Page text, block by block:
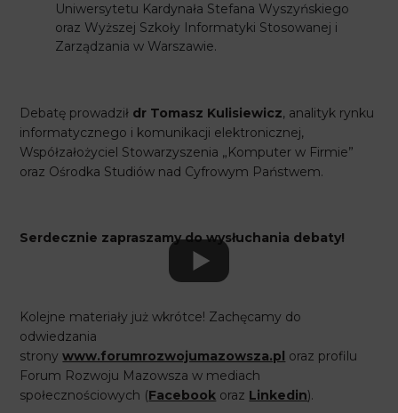
Uniwersytetu Kardynała Stefana Wyszyńskiego
oraz Wyższej Szkoły Informatyki Stosowanej i
Zarządzania w Warszawie.
Debatę prowadził dr Tomasz Kulisiewicz, analityk rynku
informatycznego i komunikacji elektronicznej,
Współzałożyciel Stowarzyszenia „Komputer w Firmie”
oraz Ośrodka Studiów nad Cyfrowym Państwem.
Serdecznie zapraszamy do wysłuchania debaty!
Kolejne materiały już wkrótce! Zachęcamy do
odwiedzania
stronywww.forumrozwojumazowsza.pl oraz profilu
Forum Rozwoju Mazowsza w mediach
społecznościowych (Facebook oraz Linkedin).